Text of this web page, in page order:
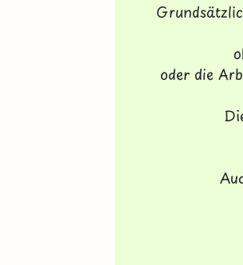
oder die